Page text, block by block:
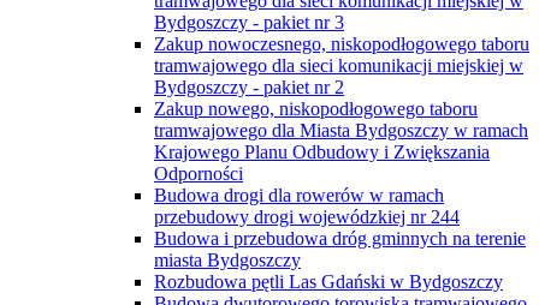
Bydgoszczy - pakiet nr 3
Zakup nowoczesnego, niskopodłogowego taboru
tramwajowego dla sieci komunikacji miejskiej w
Bydgoszczy - pakiet nr 2
Zakup nowego, niskopodłogowego taboru
tramwajowego dla Miasta Bydgoszczy w ramach
Krajowego Planu Odbudowy i Zwiększania
Odporności
Budowa drogi dla rowerów w ramach
przebudowy drogi wojewódzkiej nr 244
Budowa i przebudowa dróg gminnych na terenie
miasta Bydgoszczy
Rozbudowa pętli Las Gdański w Bydgoszczy